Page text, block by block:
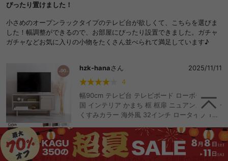
おしゃれ おすすめ 安い
ぴったり置けました！
小さめのオープンラックタイプのテレビ台が欲しくて、こちらを選びま
した！幅調整ができるので、お部屋にぴったり設置できました。ガチャ
ガチャなどお気に入りの小物をたくさん並べられて満足しています♪
hzk-hanaさん
2025/11/11
4
幅90cm テレビ台 テレビボード ローボード 韓
国 インテリア かまち 框 框扉 ニュアンスカラー
くすみカラー 海外風 32インチ ロータイプ TV
レビラック おしゃれ おすすめ 安い
高級感があります
ホワイトを選びましたが、清潔感と上品さがあって、お部屋の雰囲気が